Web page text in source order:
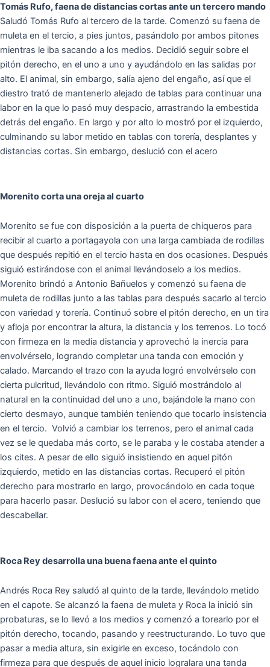
Tomás Rufo, faena de distancias cortas ante un tercero mando
Saludó Tomás Rufo al tercero de la tarde. Comenzó su faena de
muleta en el tercio, a pies juntos, pasándolo por ambos pitones
mientras le iba sacando a los medios. Decidió seguir sobre el
pitón derecho, en el uno a uno y ayudándolo en las salidas por
alto. El animal, sin embargo, salía ajeno del engaño, así que el
diestro trató de mantenerlo alejado de tablas para continuar una
labor en la que lo pasó muy despacio, arrastrando la embestida
detrás del engaño. En largo y por alto lo mostró por el izquierdo,
culminando su labor metido en tablas con torería, desplantes y
distancias cortas. Sin embargo, deslució con el acero
Morenito corta una oreja al cuarto
Morenito se fue con disposición a la puerta de chiqueros para
recibir al cuarto a portagayola con una larga cambiada de rodillas
que después repitió en el tercio hasta en dos ocasiones. Después
siguió estirándose con el animal llevándoselo a los medios.
Morenito brindó a Antonio Bañuelos y comenzó su faena de
muleta de rodillas junto a las tablas para después sacarlo al tercio
con variedad y torería. Continuó sobre el pitón derecho, en un tira
y afloja por encontrar la altura, la distancia y los terrenos. Lo tocó
con firmeza en la media distancia y aprovechó la inercia para
envolvérselo, logrando completar una tanda con emoción y
calado. Marcando el trazo con la ayuda logró envolvérselo con
cierta pulcritud, llevándolo con ritmo. Siguió mostrándolo al
natural en la continuidad del uno a uno, bajándole la mano con
cierto desmayo, aunque también teniendo que tocarlo insistencia
en el tercio. Volvió a cambiar los terrenos, pero el animal cada
vez se le quedaba más corto, se le paraba y le costaba atender a
los cites. A pesar de ello siguió insistiendo en aquel pitón
izquierdo, metido en las distancias cortas. Recuperó el pitón
derecho para mostrarlo en largo, provocándolo en cada toque
para hacerlo pasar. Deslució su labor con el acero, teniendo que
descabellar.
Roca Rey desarrolla una buena faena ante el quinto
Andrés Roca Rey saludó al quinto de la tarde, llevándolo metido
en el capote. Se alcanzó la faena de muleta y Roca la inició sin
probaturas, se lo llevó a los medios y comenzó a torearlo por el
pitón derecho, tocando, pasando y reestructurando. Lo tuvo que
pasar a media altura, sin exigirle en exceso, tocándolo con
firmeza para que después de aquel inicio logralara una tanda